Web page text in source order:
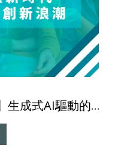
【iMoney 創科解碼專欄】生成式AI驅動的創新浪潮：企業與教育的新契機